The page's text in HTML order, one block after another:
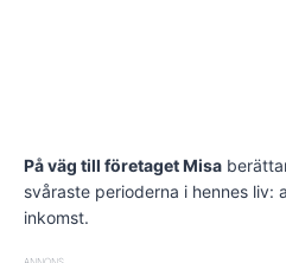
På väg till företaget Misa
svåraste perioderna i hennes liv:
inkomst.